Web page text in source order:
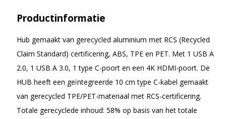
Productinformatie
Hub gemaakt van gerecycled aluminium met RCS (Recycled
Claim Standard) certificering, ABS, TPE en PET. Met 1 USB A
2.0, 1 USB A 3.0, 1 type C-poort en een 4K HDMI-poort. De
HUB heeft een geïntegreerde 10 cm type C-kabel gemaakt
van gerecycled TPE/PET-materiaal met RCS-certificering.
Totale gerecyclede inhoud: 58% op basis van het totale